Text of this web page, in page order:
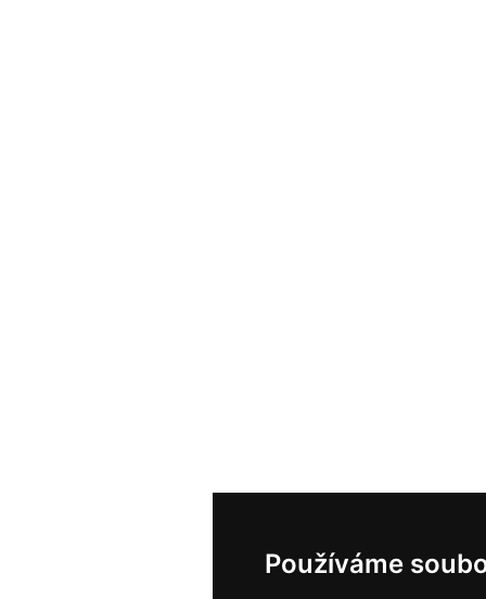
Používáme